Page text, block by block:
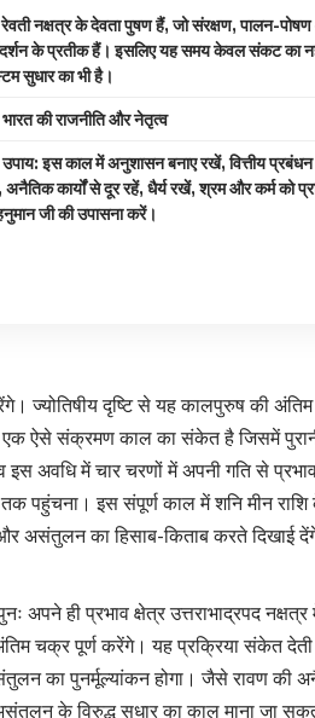
रेवती नक्षत्र के देवता पुषण हैं, जो संरक्षण, पालन-
के प्रतीक हैं। इसलिए यह समय केवल संकट का
सुधार का भी है।
भारत की राजनीति और नेतृत्व
उपाय: इस काल में अनुशासन बनाए रखें, वित्तीय
कार्यों से दूर रहें, धैर्य रखें, श्रम और कर्म को
जी की उपासना करें।
ज्योतिषीय दृष्टि से यह कालपुरुष की
एक ऐसे संक्रमण काल का संकेत है जिसमें
इस अवधि में चार चरणों में अपनी गति से
तक पहुंचना। इस संपूर्ण काल में शनि मीन
असंतुलन का हिसाब-किताब करते दिखाई
ही प्रभाव क्षेत्र उत्तराभाद्रपद नक्षत्र
चक्र पूर्ण करेंगे। यह प्रक्रिया संकेत
का पुनर्मूल्यांकन होगा। जैसे रावण की
के विरुद्ध सुधार का काल माना जा